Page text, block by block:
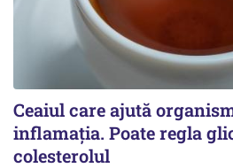
Ceaiul care ajută
inflamația. Poate regla
colesterolul